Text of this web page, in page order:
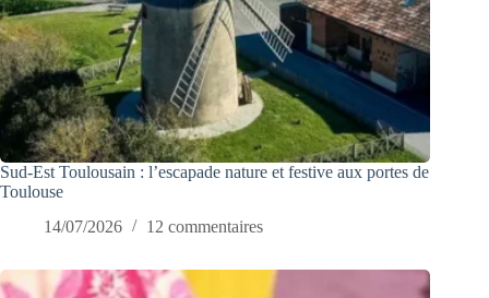
Sud-Est Toulousain : l’escapade nature et festive aux portes de
Toulouse
14/07/2026
12 commentaires